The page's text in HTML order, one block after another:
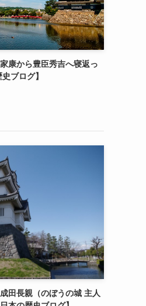
康から豊臣秀吉へ寝返っ
ブログ】
田長親（のぼうの城 主人